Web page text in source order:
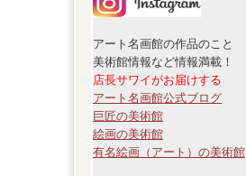
アート名画館の作品のこと
美術館情報など情報満載！
店長サワイがお届けする
アート名画館公式ブログ
巨匠の美術館
絵画の美術館
有名絵画（アート）の美術館